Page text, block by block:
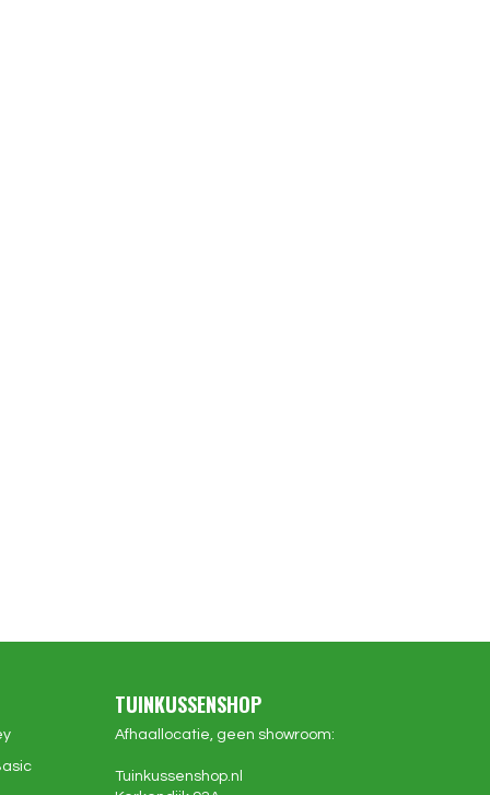
TUINKUSSENSHOP
Afhaallocatie, geen showroom:
Tuinkussenshop.nl